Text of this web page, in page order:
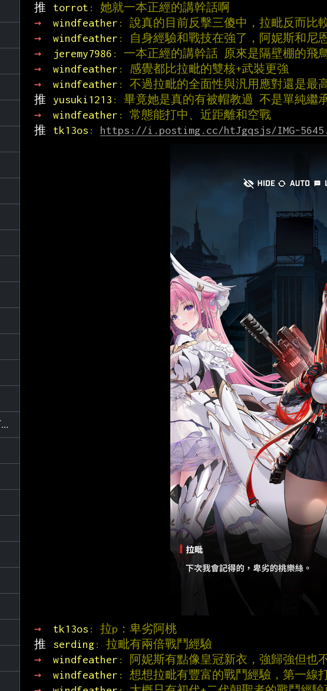
👉 藝文票券轉售 Drama-Ticket
推
torrot : 她就一本正經的講幹話啊
→
windfeather : 說真的目前反擊三傻中，拉毗反而比
→
windfeather : 自身經驗和戰技在強了，阿妮斯和尼
→
jeremy7986 : 一本正經的講幹話 原來是隔壁棚的飛
→
windfeather : 感覺都比拉毗的雙核+武裝更強
→
windfeather : 不過拉毗的全面性與汎用應對還是最
推
yusuki1213 : 畢竟她是真的有被帽教過 不是單純繼
→
windfeather : 常態能打中、近距離和空戰
推
tk13os : https://i.postimg.cc/htJgqsjs/IMG-
→ tk13os : 拉p：卑劣阿桃
推
serding: 拉毗有兩倍戰鬥經驗
→
windfeather : 阿妮斯有點像皇冠新衣，強歸強但也
→
windfeather : 想想拉毗有豐富的戰鬥經驗，第一線